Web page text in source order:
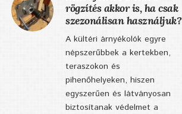
rögzítés akkor is, ha csak
szezonálisan használjuk?
A kültéri árnyékolók egyre
népszerűbbek a kertekben,
teraszokon és
pihenőhelyeken, hiszen
egyszerűen és látványosan
biztosítanak védelmet a